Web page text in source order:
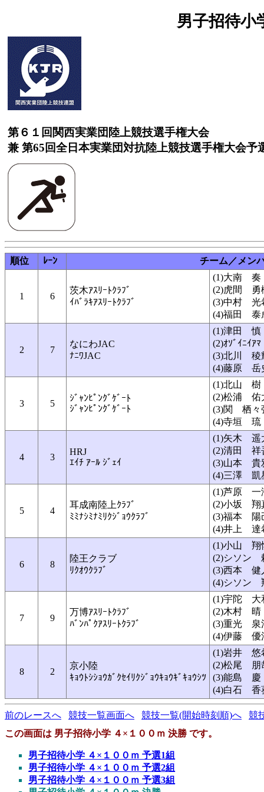
男子招待小
第６１回関西実業団陸上競技選手権大会
兼 第65回全日本実業団対抗陸上競技選手権大会予
順位 ﾚｰﾝ チーム／メン
1 6
茨木ｱｽﾘｰﾄｸﾗﾌﾞ
ｲﾊﾞﾗｷｱｽﾘｰﾄｸﾗﾌﾞ
(1)大南 奏
(2)虎間 勇
(3)中村 光
(4)福田 泰
2 7
なにわJAC
ﾅﾆﾜJAC
(1)津田 慎
(2)ｵｿﾞｲﾆｲ
(3)北川 稜
(4)藤原 岳
3 5
ｼﾞｬﾝﾋﾟﾝｸﾞｹﾞｰﾄ
ｼﾞｬﾝﾋﾟﾝｸﾞｹﾞｰﾄ
(1)北山 樹
(2)松浦 佑
(3)関 栖々
(4)寺垣 琉
4 3
HRJ
ｴｲﾁ ｱｰﾙ ｼﾞｪｲ
(1)矢木 遥
(2)清田 祥
(3)山本 貴
(4)三澤 凱
5 4
耳成南陸上ｸﾗﾌﾞ
ﾐﾐﾅｼﾐﾅﾐﾘｸｼﾞｮｳｸﾗﾌﾞ
(1)芦原 一
(2)小坂 翔
(3)福本 陽
(4)井上 達
6 8
陸王クラブ
ﾘｸｵｳｸﾗﾌﾞ
(1)小山 翔
(2)シソン
(3)西本 健
(4)シソン
7 9
万博ｱｽﾘｰﾄｸﾗﾌﾞ
ﾊﾞﾝﾊﾟｸｱｽﾘｰﾄｸﾗﾌﾞ
(1)宇陀 大
(2)木村 晴
(3)重光 泉
(4)伊藤 優
8 2
京小陸
ｷｮｳﾄｼｼｮｳｶﾞｸｾｲﾘｸｼﾞｮｳｷｮｳｷﾞｷｮｳｼﾂ
(1)岩井 悠
(2)松尾 朋
(3)能島 慶
(4)白石 香
前のレースへ 競技一覧画面へ 競技一覧(開始時刻順)へ
競
この画面は 男子招待小学 ４×１００ｍ 決勝 です。
男子招待小学 ４×１００ｍ 予選1組
男子招待小学 ４×１００ｍ 予選2組
男子招待小学 ４×１００ｍ 予選3組